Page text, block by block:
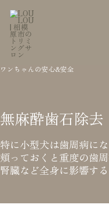
ワンちゃんの安心&安全
無麻酔歯石除去
特に小型犬は歯周病にな
頬っておくと重度の歯周
腎臓など全身に影響す